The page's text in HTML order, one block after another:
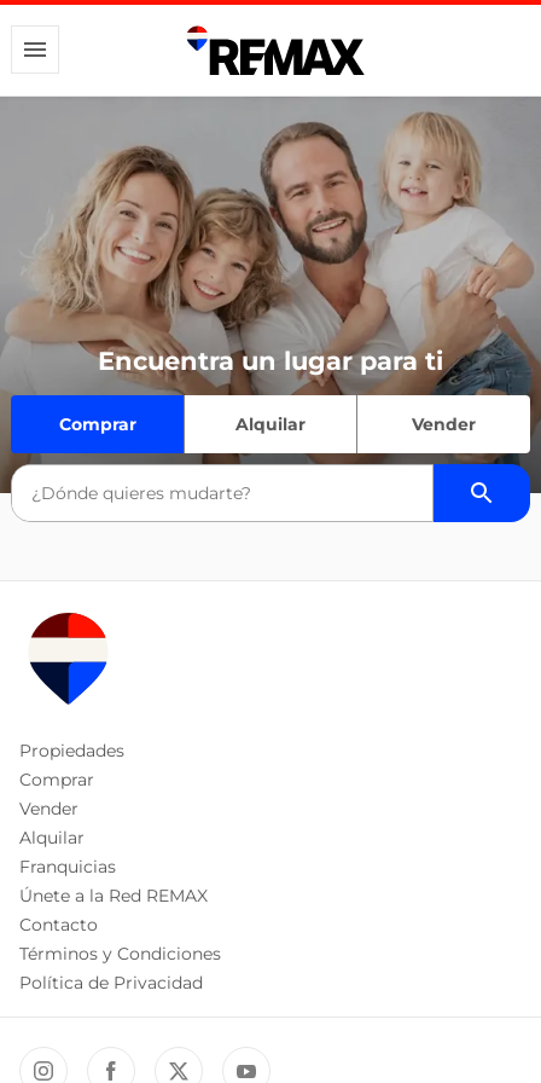
Encuentra un lugar para ti
Comprar Alquilar Vender
Propiedades
Comprar
Vender
Alquilar
Franquicias
Únete a la Red REMAX
Contacto
Términos y Condiciones
Política de Privacidad